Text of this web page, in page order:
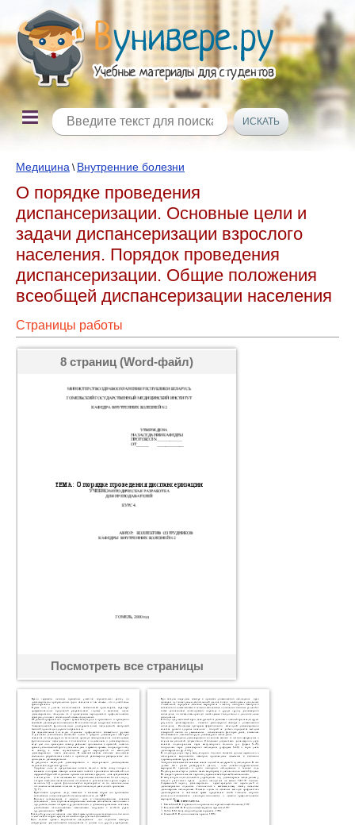
Медицина \ Внутренние болезни
О порядке проведения
диспансеризации. Основные цели и
задачи диспансеризации взрослого
населения. Порядок проведения
диспансеризации. Общие положения
всеобщей диспансеризации населения
Страницы работы
8 страниц (Word-файл)
Посмотреть все страницы